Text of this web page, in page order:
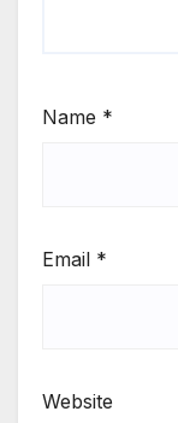
Name *
Email *
Website